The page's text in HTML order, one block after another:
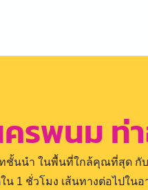
รพนม ท่
ชั้นนำ ในพื้นที่ใกล้คุณที่สุด กั
ใน 1 ชั่วโมง เส้นทางต่อไปใน